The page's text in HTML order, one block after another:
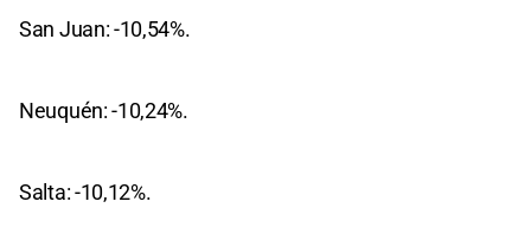
San Juan: -10,54%.
Neuquén: -10,24%.
Salta: -10,12%.